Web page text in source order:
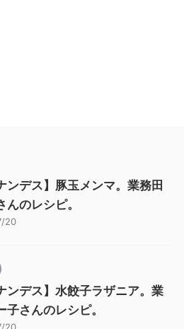
ンデス】豚玉メンマ。業務田
んのレシピ。
20
ンデス】水餃子ラザニア。業
子さんのレシピ。